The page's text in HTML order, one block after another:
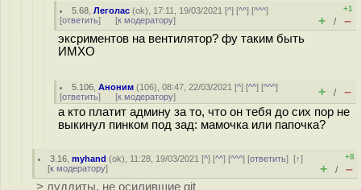
5.68 ,Леголас (ok), 17:11, 19/03/2021 [^] [^^] [^^^]
[ответить] [к модератору]
+1
+ / –
эксриментов на вентилятор? фу таким быть
ИМХО
5.106 ,Аноним (106), 08:47, 22/03/2021 [^] [^^] [^^^]
[ответить] [к модератору] + / –
а кто платит админу за то, что он тебя до сих пор не
выкинул пинком под зад: мамочка или папочка?
3.16 ,myhand (ok), 11:28, 19/03/2021 [^] [^^] [^^^] [ответить][↑]
[к модератору]
+8
+ / –
> луддиты, не осилившие git